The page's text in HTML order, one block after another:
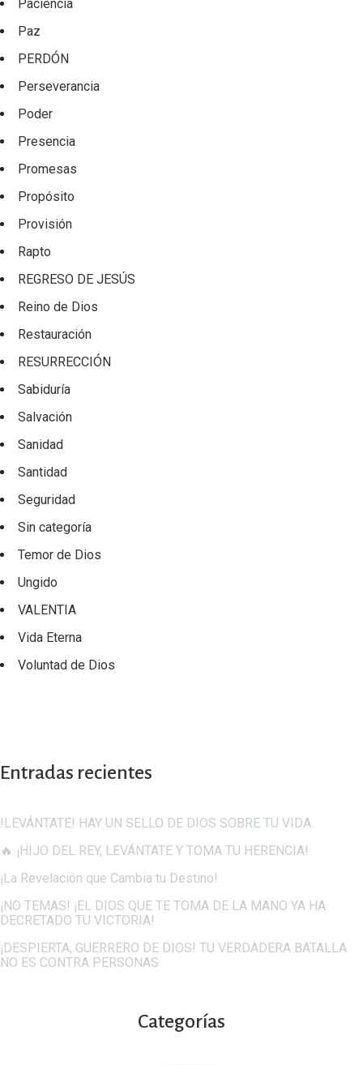
Paciencia
Paz
PERDÓN
Perseverancia
Poder
Presencia
Promesas
Propósito
Provisión
Rapto
REGRESO DE JESÚS
Reino de Dios
Restauración
RESURRECCIÓN
Sabiduría
Salvación
Sanidad
Santidad
Seguridad
Sin categoría
Temor de Dios
Ungido
VALENTIA
Vida Eterna
Voluntad de Dios
Entradas recientes
!LEVÁNTATE! HAY UN SELLO DE DIOS SOBRE TU VIDA.
🔥 ¡HIJO DEL REY, LEVÁNTATE Y TOMA TU HERENCIA!
¡La Revelación que Cambia tu Destino!
¡NO TEMAS! ¡EL DIOS QUE TE TOMA DE LA MANO YA HA
DECRETADO TU VICTORIA!
¡DESPIERTA, GUERRERO DE DIOS! TU VERDADERA BATALLA
NO ES CONTRA PERSONAS
Categorías